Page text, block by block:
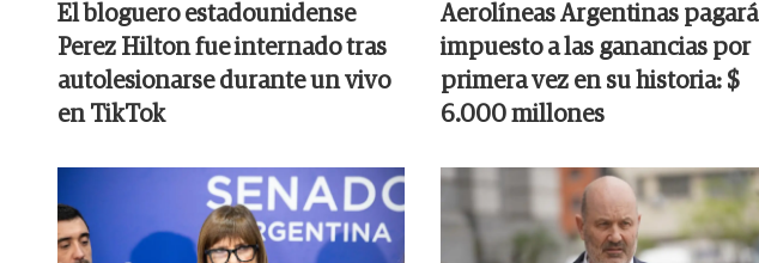
El bloguero estadounidense
Perez Hilton fue internado tras
autolesionarse durante un vivo
en TikTok
Aerolíneas Argentinas pagará
impuesto a las ganancias por
primera vez en su historia: $
6.000 millones